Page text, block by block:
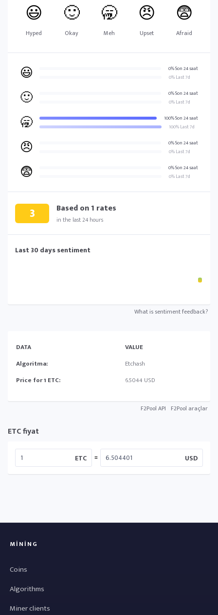
😃
Hyped
🙂
Okay
🥱
Meh
😠
Upset
😨
Afraid
😃
0% Son 24 saat
0% Last 7d
🙂
0% Son 24 saat
0% Last 7d
🥱
100% Son 24 saat
100% Last 7d
😠
0% Son 24 saat
0% Last 7d
😨
0% Son 24 saat
0% Last 7d
3 Based on1 rates
in the last 24 hours
Last 30 days sentiment
What is sentiment feedback?
DATA
VALUE
Algoritma:
Etchash
Price for 1 ETC:
6.5044 USD
F2Pool API F2Pool araçlar
ETC fiyat
ETC = USD
MINING
Coins
Algorithms
Miner clients